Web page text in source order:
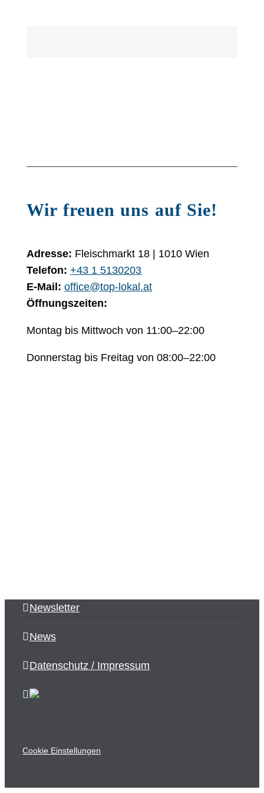
Wir freuen uns auf Sie!
Adresse: Fleischmarkt 18 | 1010 Wien
Telefon: +43 1 5130203
E-Mail: office@top-lokal.at
Öffnungszeiten:
Montag bis Mittwoch von 11:00–22:00
Donnerstag bis Freitag von 08:00–22:00
Newsletter
News
Datenschutz / Impressum
Cookie Einstellungen